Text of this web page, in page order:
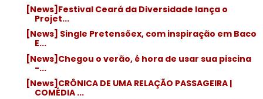
[News]Festival Ceará da Diversidade lança o
Projet...
[News] Single Pretensõex, com inspiração em Baco
E...
[News]Chegou o verão, é hora de usar sua piscina
-...
[News]CRÔNICA DE UMA RELAÇÃO PASSAGEIRA |
COMÉDIA ...